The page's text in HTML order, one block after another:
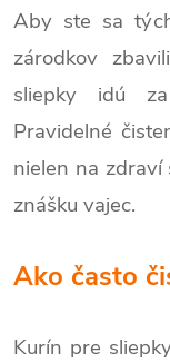
Aby ste sa
zárodkov
sliepky idú
Pravidelné
nielen na zdraví
znášku vajec.
Ako často
Kurín pre